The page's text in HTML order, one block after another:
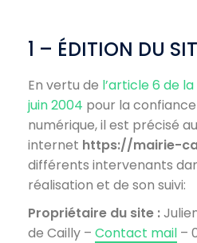
1 – ÉDITION DU
En vertu de l’article 6 de
juin 2004 pour la
numérique, il est précisé
internet https://mairie-
différents intervenants
réalisation et de son suivi:
Propriétaire du site :
de Cailly –Contact mail –